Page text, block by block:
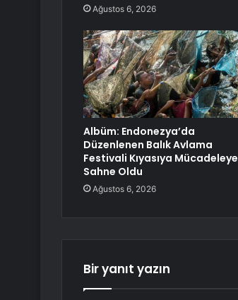
Ağustos 6, 2026
Albüm: Endonezya’da
Düzenlenen Balık Avlama
Festivali Kıyasıya Mücadeleye
Sahne Oldu
Ağustos 6, 2026
Bir yanıt yazın